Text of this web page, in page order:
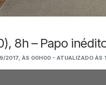
8h – Papo
2017, ÀS 00H00 - ATUALIZADO ÀS